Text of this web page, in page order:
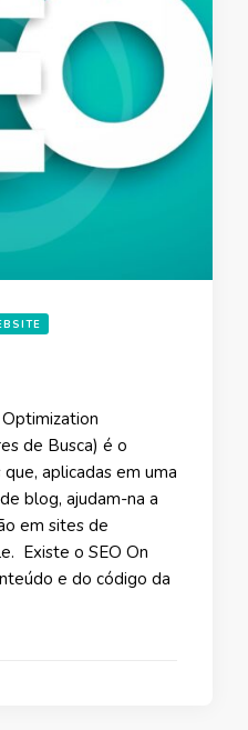
Optimization
de Busca) é o
aplicadas em uma
blog, ajudam-na a
em sites de
Existe o SEO On
e do código da